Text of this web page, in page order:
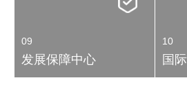
09
发展保障中心
10
国